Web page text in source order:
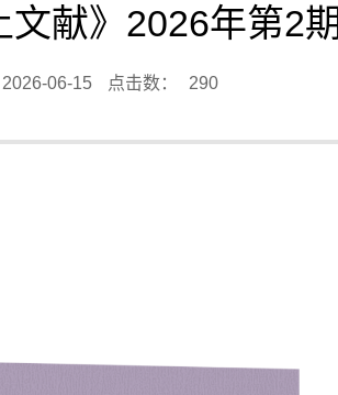
文献》2026年第2期
06-15 点击数： 290